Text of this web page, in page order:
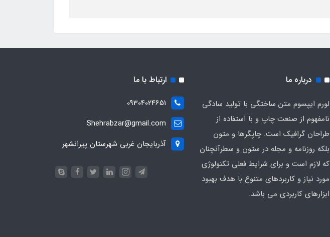
درباره ما
لورم ایپسوم متن ساختگی با تولید سادگی
نامفهوم از صنعت چاپ و با استفاده از
طراحان گرافیک است. چاپگرها و متون
بلکه روزنامه و مجله در ستون و سطرآنچنان
که لازم است و برای شرایط فعلی تکنولوژی
مورد نیاز و کاربردهای متنوع با هدف بهبود
ابزارهای کاربردی می باشد.
ارتباط با ما
09304024651
Shehrabzar@gmail.com
آذربایجان غربی شهرستان پیرانشهر